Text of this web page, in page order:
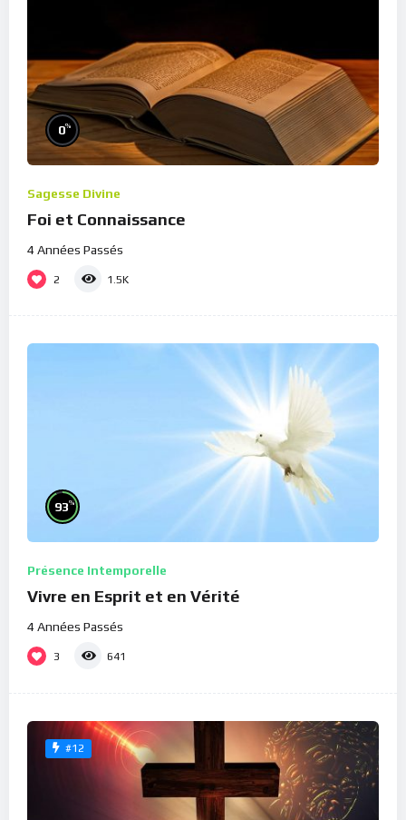
0%
Sagesse Divine
Foi et Connaissance
4 Années Passés
2 1.5K
93%
Présence Intemporelle
Vivre en Esprit et en Vérité
4 Années Passés
3 641
#12